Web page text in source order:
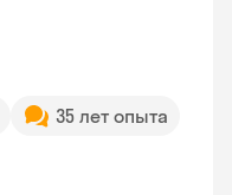
35 лет опыта